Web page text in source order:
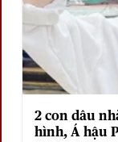
2 con dâu
hình, Á hậu